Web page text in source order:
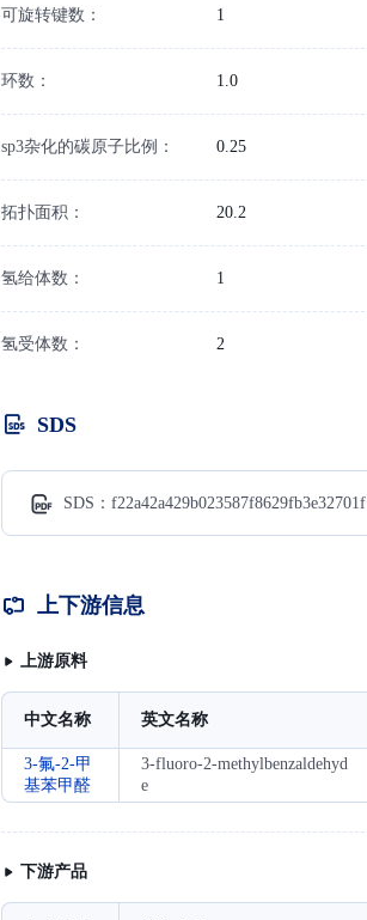
可旋转键数： 1
环数： 1.0
sp3杂化的碳原子比例： 0.25
拓扑面积： 20.2
氢给体数： 1
氢受体数： 2
SDS
SDS：f22a42a429b023587f8629fb3e32701f
上下游信息
上游原料
中文名称 英文名称
3-氟-2-甲
基苯甲醛
3-fluoro-2-methylbenzaldehyd
e
下游产品